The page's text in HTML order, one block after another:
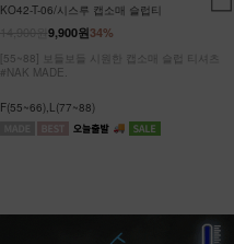
KO42-T-06/시스루 캡소매 슬럽티
34%
9,900원
[55~88] 보들보들 시원한 캡소매 슬럽 티셔츠
#NAK MADE.
F(55~66),L(77~88)